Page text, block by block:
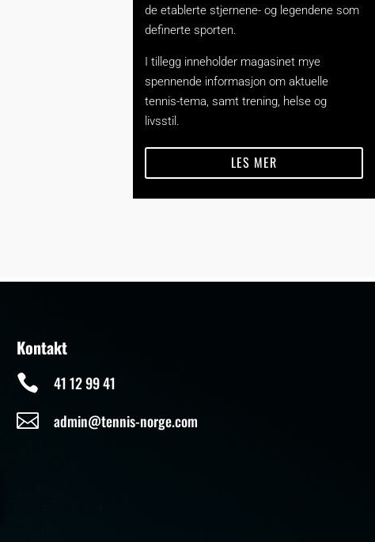
de etablerte stjernene- og legendene som
definerte sporten.
I tillegg inneholder magasinet mye
spennende informasjon om aktuelle
tennis-tema, samt trening, helse og
livsstil.
LES MER
Kontakt
 41 12 99 41
 admin@tennis-norge.com